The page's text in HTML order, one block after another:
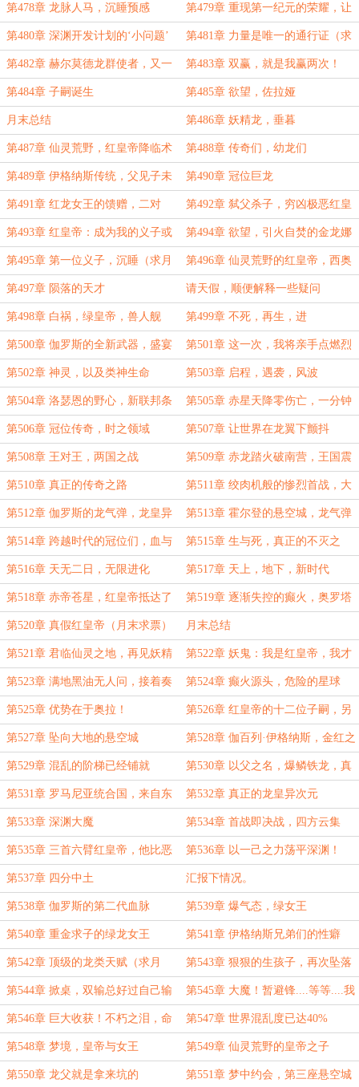
第478章 龙脉人马，沉睡预感 第479章 重现第一纪元的荣耀，让
龙类再次伟大
第480章 深渊开发计划的‘小问题’ 第481章 力量是唯一的通行证（求
月票）
第482章 赫尔莫德龙群使者，又一
个恶龙之国（求月票）
第483章 双赢，就是我赢两次！
第484章 子嗣诞生 第485章 欲望，佐拉娅
月末总结 第486章 妖精龙，垂暮
第487章 仙灵荒野，红皇帝降临术 第488章 传奇们，幼龙们
第489章 伊格纳斯传统，父见子未
亡......（大章求月票）
第490章 冠位巨龙
第491章 红龙女王的馈赠，二对
二，四子之战
第492章 弑父杀子，穷凶极恶红皇
帝（求月票）
第493章 红皇帝：成为我的义子或
义女
第494章 欲望，引火自焚的金龙娜
莎
第495章 第一位义子，沉睡（求月
票）
第496章 仙灵荒野的红皇帝，西奥
的少年传奇
第497章 陨落的天才 请天假，顺便解释一些疑问
第498章 白祸，绿皇帝，兽人舰
队，苏醒
第499章 不死，再生，进
化，‘真’一眼瞪爆卫星
第500章 伽罗斯的全新武器，盛宴 第501章 这一次，我将亲手点燃烈
焰，让诸国燃烧
第502章 神灵，以及类神生命 第503章 启程，遇袭，风波
第504章 洛瑟恩的野心，新联邦条
约
第505章 赤星天降零伤亡，一分钟
生擒西奥王（大章，求月票）
第506章 冠位传奇，时之领域 第507章 让世界在龙翼下颤抖
第508章 王对王，两国之战 第509章 赤龙踏火破南营，王国震
怒烽烟起。
第510章 真正的传奇之路 第511章 绞肉机般的惨烈首战，大
地操纵仪
第512章 伽罗斯的龙气弹，龙皇异
次元
第513章 霍尔登的悬空城，龙气弹
与时之壁
第514章 跨越时代的冠位们，血与
火。
第515章 生与死，真正的不灭之
龙！（超大高潮章，求月票）
第516章 天无二日，无限进化 第517章 天上，地下，新时代
第518章 赤帝苍星，红皇帝抵达了
他忠诚的洛瑟恩（求月票）
第519章 逐渐失控的癫火，奥罗塔
拉大陆的灾难
第520章 真假红皇帝（月末求票） 月末总结
第521章 君临仙灵之地，再见妖精
龙
第522章 妖鬼：我是红皇帝，我才
是红皇帝！
第523章 满地黑油无人问，接着奏
乐接着舞
第524章 癫火源头，危险的星球
第525章 优势在于奥拉！ 第526章 红皇帝的十二位子嗣，另
一个巨龙王国
第527章 坠向大地的悬空城 第528章 伽百列·伊格纳斯，金红之
子
第529章 混乱的阶梯已经铺就 第530章 以父之名，爆鳞铁龙，真
眼蓝龙
第531章 罗马尼亚统合国，来自东
土的传奇武僧
第532章 真正的龙皇异次元
第533章 深渊大魔 第534章 首战即决战，四方云集
（新年快乐）
第535章 三首六臂红皇帝，他比恶
魔更恶魔
第536章 以一己之力荡平深渊！
（高潮大章，求月票）
第537章 四分中土 汇报下情况。
第538章 伽罗斯的第二代血脉 第539章 爆气态，绿女王
第540章 重金求子的绿龙女王 第541章 伊格纳斯兄弟们的性癖
第542章 顶级的龙类天赋（求月
票）
第543章 狠狠的生孩子，再次坠落
的悬空城
第544章 掀桌，双输总好过自己输
（月初求票）
第545章 大魔！暂避锋....等等....我
避他锋芒？（超大高潮章）
第546章 巨大收获！不朽之泪，命
格雏形
第547章 世界混乱度已达40%
第548章 梦境，皇帝与女王 第549章 仙灵荒野的皇帝之子
第550章 龙父就是拿来坑的 第551章 梦中约会，第三座悬空城